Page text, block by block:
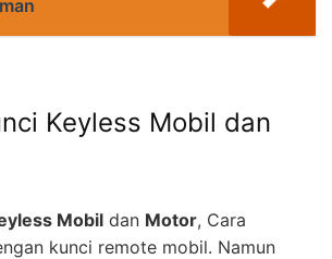
Keyless Mobil dan
Mobil dan Motor, Cara
kunci remote mobil. Namun